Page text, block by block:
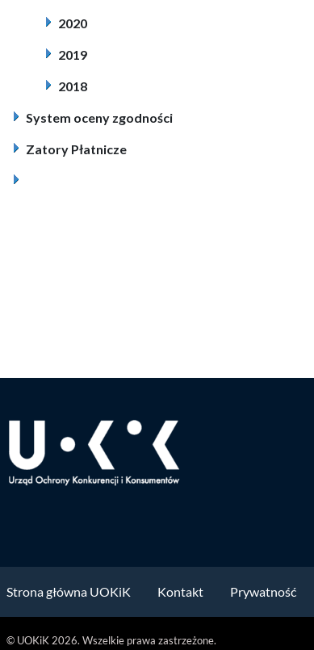
2020
2019
2018
System oceny zgodności
Zatory Płatnicze
Strona główna UOKiK Kontakt Prywatność
© UOKiK 2026. Wszelkie prawa zastrzeżone.